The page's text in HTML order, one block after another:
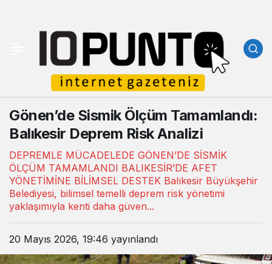
Gönen’de Sismik Ölçüm Tamamlandı:
Balıkesir Deprem Risk Analizi
DEPREMLE MÜCADELEDE GÖNEN’DE SİSMİK
ÖLÇÜM TAMAMLANDI BALIKESİR’DE AFET
YÖNETİMİNE BİLİMSEL DESTEK Balıkesir Büyükşehir
Belediyesi, bilimsel temelli deprem risk yönetimi
yaklaşımıyla kenti daha güven...
20 Mayıs 2026, 19:46 yayınlandı